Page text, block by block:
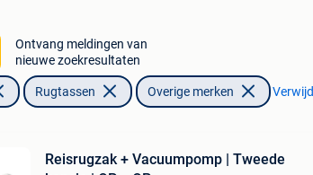
Ontvang meldingen van
nieuwe zoekresultaten
Rugtassen Overige merken
Reisrugzak + Vacuumpomp | Tweede